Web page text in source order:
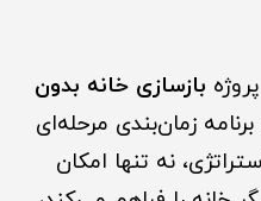
بازسازی خانه بدون
زمان‌بندی مرحله‌ای
نه تنها امکان